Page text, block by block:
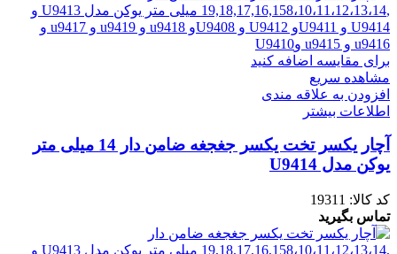
برای مقایسه اضافه کنید
مشاهده سریع
افزودن به علاقه مندی
اطلاعات بیشتر
آچار یکسر تخت یکسر جغجغه ضامن دار 14 میلی متر
یوکن مدل U9414
کد کالا: 19311
تماس بگیرید